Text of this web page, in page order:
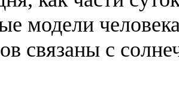
модели
связаны с